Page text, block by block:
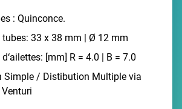
: Quinconce.
tubes: 33 x 38 mm | Ø 12 mm
[mm] R = 4.0 | B = 7.0
Simple / Distibution Multiple via